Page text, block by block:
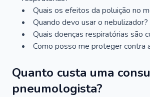
Quais os efeitos da poluição no
Quando devo usar o nebulizador?
Quais doenças respiratórias são
Como posso me proteger contra
Quanto custa uma
pneumologista?